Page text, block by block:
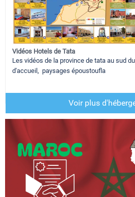
Vidéos Hotels de Tata
Les vidéos de la province de tata au sud
d'accueil, paysages époustoufla
Voir plus